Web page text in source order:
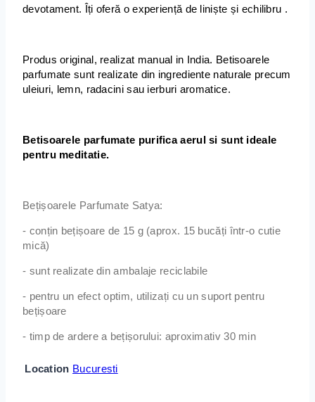
devotament. Îți oferă o experiență de liniște și echilibru .
Produs original, realizat manual in India. Betisoarele
parfumate sunt realizate din ingrediente naturale precum
uleiuri, lemn, radacini sau ierburi aromatice.
Betisoarele parfumate purifica aerul si sunt ideale
pentru meditatie.
Bețișoarele Parfumate Satya:
- conțin bețișoare de 15 g (aprox. 15 bucăți într-o cutie
mică)
- sunt realizate din ambalaje reciclabile
- pentru un efect optim, utilizați cu un suport pentru
bețișoare
- timp de ardere a bețișorului: aproximativ 30 min
Location Bucuresti